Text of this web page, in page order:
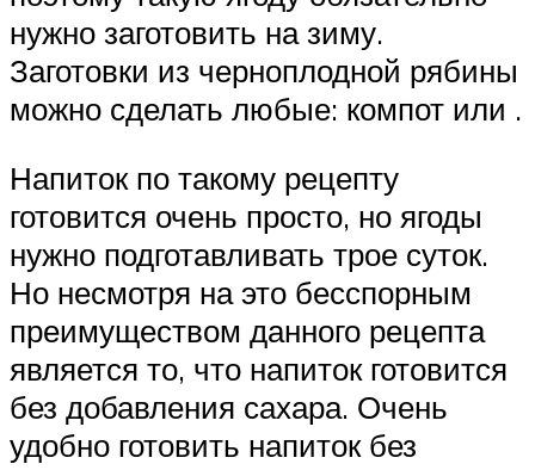
нужно заготовить на зиму.
Заготовки из черноплодной рябины
можно сделать любые: компот или .
Напиток по такому рецепту
готовится очень просто, но ягоды
нужно подготавливать трое суток.
Но несмотря на это бесспорным
преимуществом данного рецепта
является то, что напиток готовится
без добавления сахара. Очень
удобно готовить напиток без